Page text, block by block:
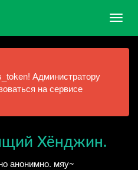
Администратору
на сервисе
Хёнджин.
анонимно. мяу~